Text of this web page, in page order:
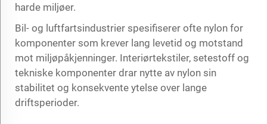
harde miljøer.
Bil- og luftfartsindustrier spesifiserer ofte nylon for
komponenter som krever lang levetid og motstand
mot miljøpåkjenninger. Interiørtekstiler, setestoff og
tekniske komponenter drar nytte av nylon sin
stabilitet og konsekvente ytelse over lange
driftsperioder.